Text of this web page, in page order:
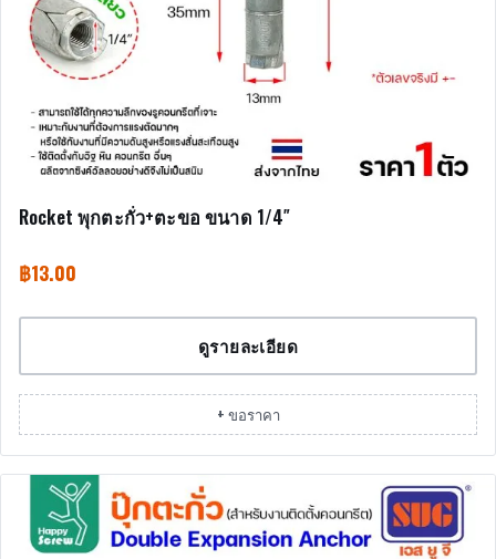
Rocket พุกตะกั่ว+ตะขอ ขนาด 1/4″
฿13.00
ดูรายละเอียด
+ ขอราคา